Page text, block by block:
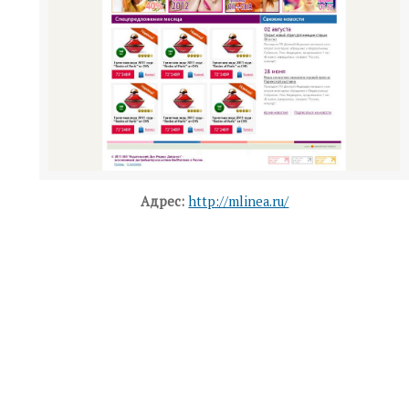
Адрес: http://mlinea.ru/